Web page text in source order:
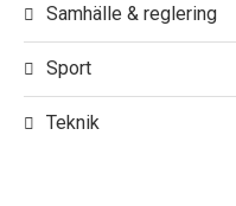
Samhälle & reglering
Sport
Teknik